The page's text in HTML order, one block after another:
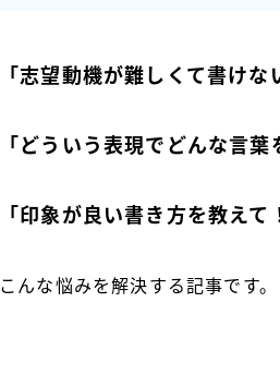
「志望動機が難しくて書けな
「どういう表現でどんな言葉
「印象が良い書き方を教えて
こんな悩みを解決する記事です。